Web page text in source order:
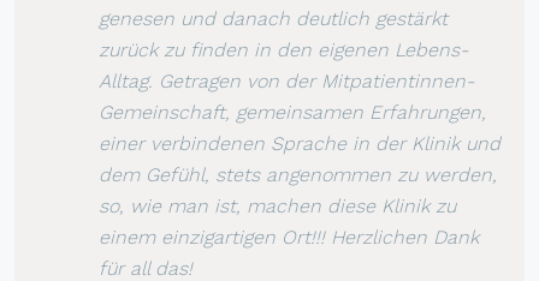
genesen und danach deutlich gestärkt
zurück zu finden in den eigenen Lebens-
Alltag. Getragen von der Mitpatientinnen-
Gemeinschaft, gemeinsamen Erfahrungen,
einer verbindenen Sprache in der Klinik und
dem Gefühl, stets angenommen zu werden,
so, wie man ist, machen diese Klinik zu
einem einzigartigen Ort!!! Herzlichen Dank
für all das!